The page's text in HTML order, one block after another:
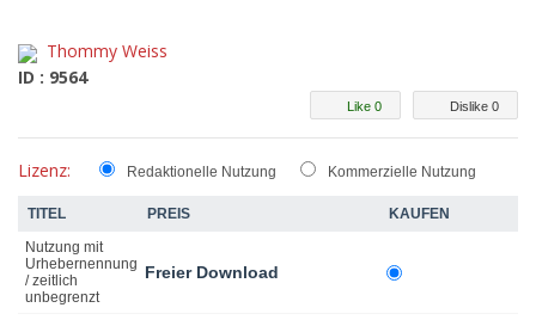
Thommy Weiss
ID : 9564
Dislike 0
Like 0
Lizenz: Redaktionelle Nutzung Kommerzielle Nutzung
TITEL PREIS
KAUFEN
Nutzung mit
Urhebernennung
/ zeitlich
unbegrenzt
Freier Download